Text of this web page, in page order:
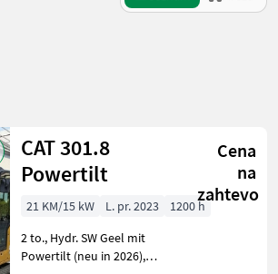
Država Filtri
Prikaži 18
rezultatov
CAT 301.8
Powertilt
Cena
na
zahtevo
21 KM/15 kW L. pr. 2023
1200 h
2 to., Hydr. SW Geel mit
Powertilt (neu in 2026),